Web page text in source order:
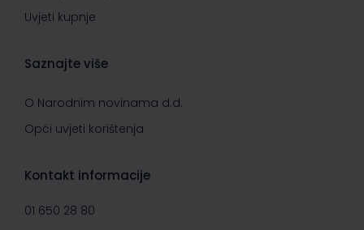
Uvjeti kupnje
Saznajte više
O Narodnim novinama d.d.
Opći uvjeti korištenja
Kontakt informacije
01 650 28 80